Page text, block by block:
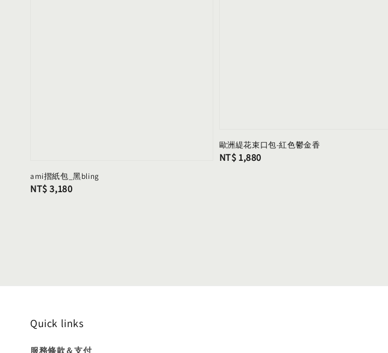
ami摺紙包_黑bling
Regular
NT$ 3,180
歐洲緹花束口包-紅色鬱金香
Regular
NT$ 1,880
Quick links
服務條款＆支付